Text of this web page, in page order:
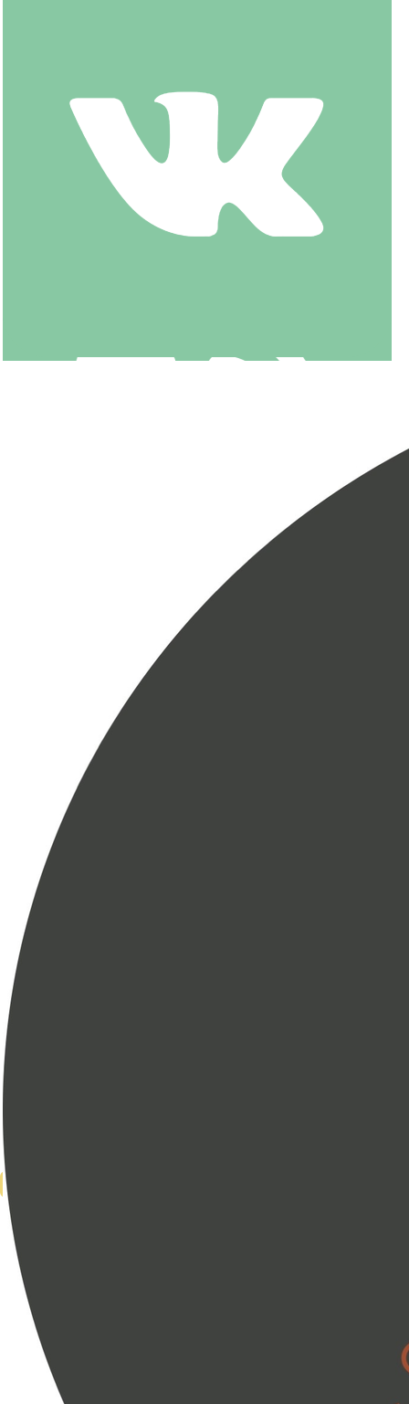
СКИДКА студентам и на дневные занятия
Узнать подробнее
Узнать цены
создана для того,
чтобы изменить ваше представление о
здоровье и красоте женского тела. Именно
здесь к вам отнесутся с любовью и заботой
Почему стоит посещать студию?
- В студии могут заниматься все, вне
зависимости от возраста и подготовки.
- Занятия проходят в небольших группах, так
что вам всегда уделят должное внимание.
- Тренеры - сертифицированные и
дипломированные специалисты со знанием
своего дела и наградами КМС и МС.
- Вы можете выбрать удобное для себя
время.
Приходите и убедитесь в этом сами!